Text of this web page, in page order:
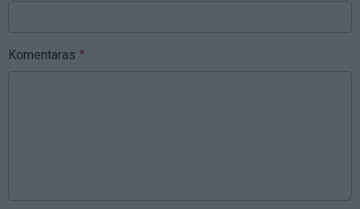
Komentaras